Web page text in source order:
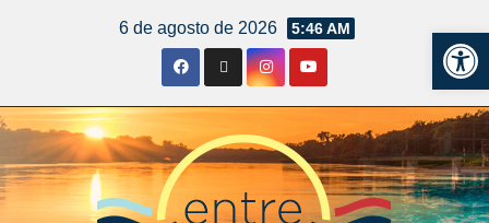
6 de agosto de 2026 5:46 AM